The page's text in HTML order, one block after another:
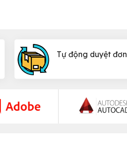
Tự động duyệt đơn